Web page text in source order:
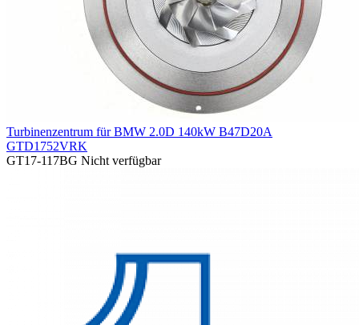
Turbinenzentrum für BMW 2.0D 140kW B47D20A
GTD1752VRK
GT17-117BG Nicht verfügbar